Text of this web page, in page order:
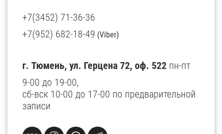
+7(3452) 71-36-36
+7(952) 682-18-49 (Viber)
г. Тюмень, ул. Герцена 72, оф. 522 пн-пт
9-00 до 19-00,
сб-вск 10-00 до 17-00 по предварительной
записи